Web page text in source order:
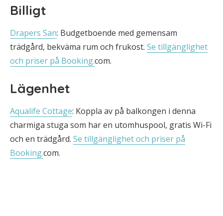
Billigt
Drapers San: Budgetboende med gemensam
trädgård, bekväma rum och frukost. Se tillgänglighet
och priser på Booking.com.
Lägenhet
Aqualife Cottage: Koppla av på balkongen i denna
charmiga stuga som har en utomhuspool, gratis Wi-Fi
och en trädgård. Se tillgänglighet och priser på
Booking.com.